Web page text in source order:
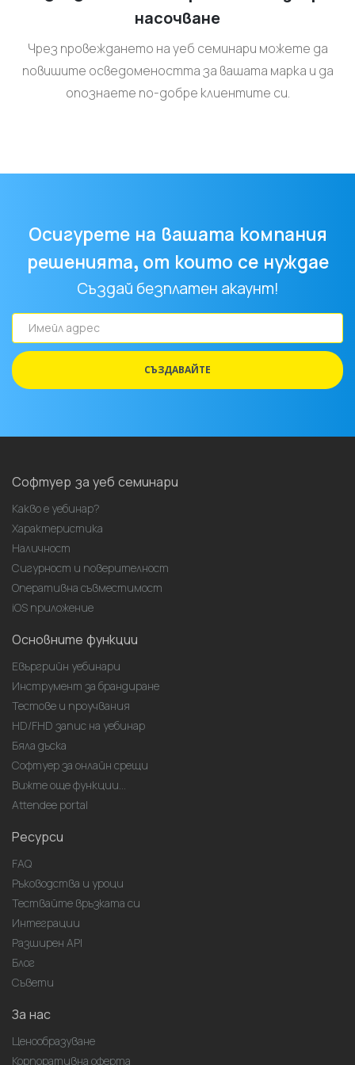
насочване
Чрез провеждането на уеб семинари можете да
повишите осведомеността за вашата марка и да
опознаете по-добре клиентите си.
Осигурете на вашата компания
решенията, от които се нуждае
Създай безплатен акаунт!
Имейл
адрес
СЪЗДАВАЙТЕ
Софтуер за уеб семинари
Какво е уебинар?
Характеристика
Наличност
Сигурност и поверителност
Оперативна съвместимост
iOS приложение
Основните функции
Евъргрийн уебинари
Инструмент за брандиране
Тестове и проучвания
HD/FHD запис на уебинар
Бяла дъска
Софтуер за онлайн срещи
Вижте още функции...
Attendee portal
Ресурси
FAQ
Ръководства и уроци
Тествайте връзката си
Интеграции
Разширен API
Блог
Съвети
За нас
Ценообразуване
Корпоративна оферта